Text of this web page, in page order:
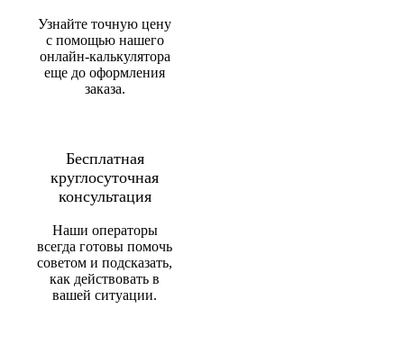
Узнайте точную цену
с помощью нашего
онлайн-калькулятора
еще до оформления
заказа.
Бесплатная
круглосуточная
консультация
Наши операторы
всегда готовы помочь
советом и подсказать,
как действовать в
вашей ситуации.